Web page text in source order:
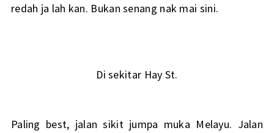
redah ja lah kan. Bukan senang nak mai sini.
Di sekitar Hay St.
Paling best, jalan sikit jumpa muka Melayu. Jalan